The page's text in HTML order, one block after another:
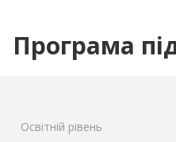
Програма
Освітній рівень